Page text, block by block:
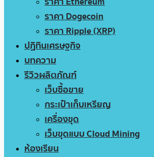
ราคา Dogecoin
ราคา Ripple (XRP)
ปฏิทินเศรษฐกิจ
บทความ
รีวิวผลิตภัณฑ์
เว็บซื้อขาย
กระเป๋าเก็บเหรียญ
เครื่องขุด
เว็บขุดแบบ Cloud Mining
ห้องเรียน